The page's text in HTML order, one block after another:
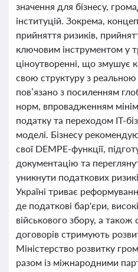
значення для бізнесу,
інституцій. Зокрема,
прийняття ризиків,
ключовим інструментом у
ціноутворенні, що змушує
свою структуру з реальною
пов’язано з посиленням
норм, впровадженням
податку та переходом IT-
моделі. Бізнесу
свої DEMPE-функції,
документацію та
уникнути податкових
Україні триває
де податкові бар'єри,
військового збору, а також
договорів стримують
Міністерство розвитку
разом із міжнародними